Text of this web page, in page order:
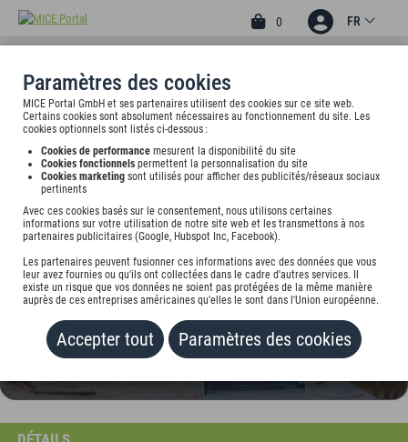
Paramètres des cookies
MICE Portal GmbH et ses partenaires utilisent des cookies sur ce site web.
Certains cookies sont absolument nécessaires au fonctionnement du site. Les
cookies optionnels sont listés ci-dessous :
Cookies de performance mesurent la disponibilité du site
Cookies fonctionnels permettent la personnalisation du site
Cookies marketing sont utilisés pour afficher des publicités/réseaux sociaux
pertinents
Avec ces cookies basés sur le consentement, nous utilisons certaines
informations sur votre utilisation de notre site web et les transmettons à nos
partenaires publicitaires (Google, Hubspot Inc, Facebook).
Les partenaires peuvent fusionner ces informations avec des données que vous
leur avez fournies ou qu'ils ont collectées dans le cadre d'autres services. Il
existe un risque que vos données ne soient pas protégées de la même manière
auprès de ces entreprises américaines qu'elles le sont dans l'Union européenne.
Accepter tout Paramètres des cookies
0 FR
1
HOTEL BLAUE HAND
GROSS-BIEBERAU
Ober-Ramstädter Str. 2, 64401 Groß-Bieberau, undefined
Tarif sur demande
AJOUTER AU PORTEFEUILLE